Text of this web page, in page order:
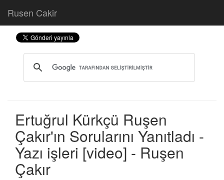
Rusen Cakir
Ertuğrul Kürkçü Ruşen
Çakır'ın Sorularını Yanıtladı -
Yazı işleri [video] - Ruşen
Çakır